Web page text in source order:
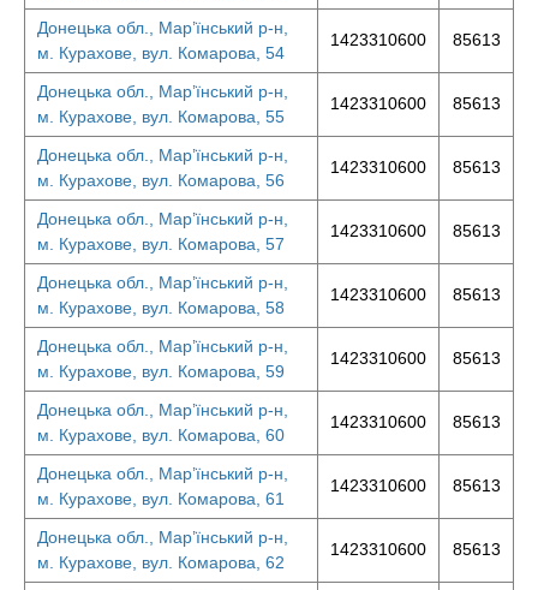
Донецька обл., Мар’їнський р-н,
м. Курахове, вул. Комарова, 54
1423310600 85613
Донецька обл., Мар’їнський р-н,
м. Курахове, вул. Комарова, 55
1423310600 85613
Донецька обл., Мар’їнський р-н,
м. Курахове, вул. Комарова, 56
1423310600 85613
Донецька обл., Мар’їнський р-н,
м. Курахове, вул. Комарова, 57
1423310600 85613
Донецька обл., Мар’їнський р-н,
м. Курахове, вул. Комарова, 58
1423310600 85613
Донецька обл., Мар’їнський р-н,
м. Курахове, вул. Комарова, 59
1423310600 85613
Донецька обл., Мар’їнський р-н,
м. Курахове, вул. Комарова, 60
1423310600 85613
Донецька обл., Мар’їнський р-н,
м. Курахове, вул. Комарова, 61
1423310600 85613
Донецька обл., Мар’їнський р-н,
м. Курахове, вул. Комарова, 62
1423310600 85613